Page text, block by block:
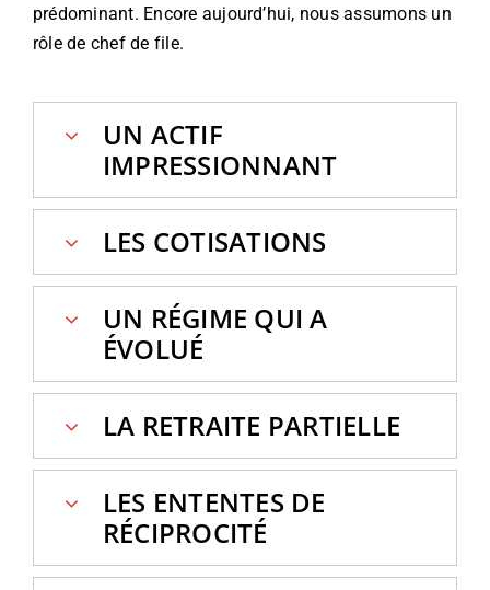
prédominant. Encore aujourd’hui, nous assumons un
rôle de chef de file.
UN ACTIF
IMPRESSIONNANT
LES COTISATIONS
UN RÉGIME QUI A
ÉVOLUÉ
LA RETRAITE PARTIELLE
LES ENTENTES DE
RÉCIPROCITÉ